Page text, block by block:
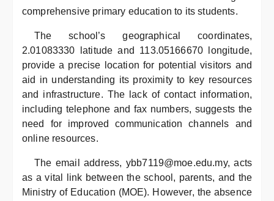
comprehensive primary education to its students.
The school’s geographical coordinates,
2.01083330 latitude and 113.05166670 longitude,
provide a precise location for potential visitors and
aid in understanding its proximity to key resources
and infrastructure. The lack of contact information,
including telephone and fax numbers, suggests the
need for improved communication channels and
online resources.
The email address, ybb7119@moe.edu.my, acts
as a vital link between the school, parents, and the
Ministry of Education (MOE). However, the absence